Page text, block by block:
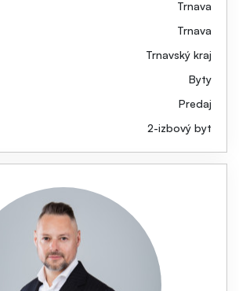
Trnava
Trnava
Trnavský kraj
Byty
Predaj
2-izbový byt